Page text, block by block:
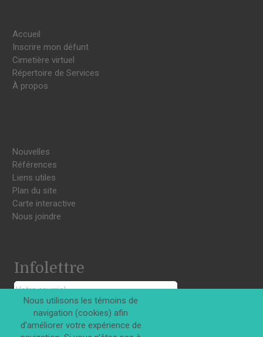
Accueil
Inscrire mon défunt
Cimetière virtuel
Répertoire de Services
À propos
Nouvelles
Références
Liens utiles
Plan du site
Carte interactive
Nous joindre
Infolettre
S'INSCRIRE
Nous utilisons les témoins de
navigation (cookies) afin
d'améliorer votre expérience de